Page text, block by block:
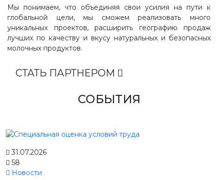
Мы понимаем, что объединяя свои усилия на пути к
глобальной цели, мы сможем реализовать много
уникальных проектов, расширить географию продаж
лучших по качеству и вкусу натуральных и безопасных
молочных продуктов.
СТАТЬ ПАРТНЕРОМ
СОБЫТИЯ
31.07.2026
58
Новости